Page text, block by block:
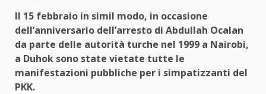
Il 15 febbraio in simil modo, in occasione
dell’anniversario dell’arresto di Abdullah Ocalan
da parte delle autorità turche nel 1999 a Nairobi,
a Duhok sono state vietate tutte le
manifestazioni pubbliche per i simpatizzanti del
PKK.